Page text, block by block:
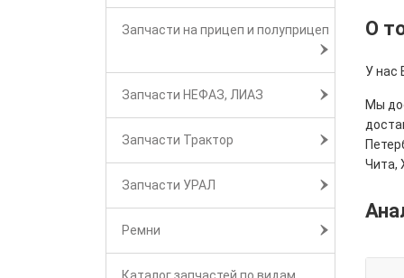
Запчасти на прицеп и полуприцеп
Запчасти НЕФАЗ, ЛИАЗ
Запчасти Трактор
Запчасти УРАЛ
Ремни
О
У нас
Мы
Чита,